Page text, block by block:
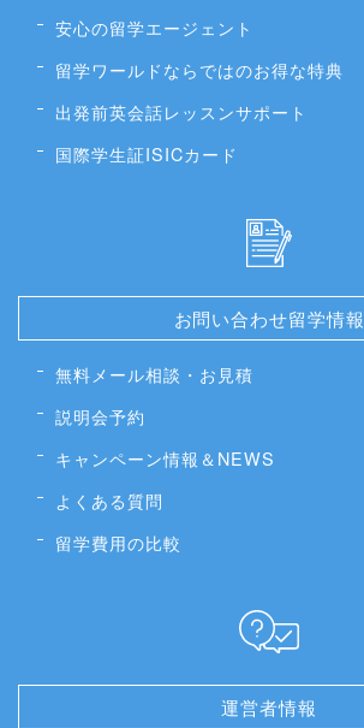
安心の留学エージェント
留学ワールドならではのお得な特典
出発前英会話レッスンサポート
国際学生証ISICカード
お問い合わせ留学情報
無料メール相談・お見積
説明会予約
キャンペーン情報＆NEWS
よくある質問
留学費用の比較
運営者情報